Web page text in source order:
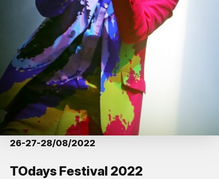
26-27-28/08/2022
TOdays Festival 2022